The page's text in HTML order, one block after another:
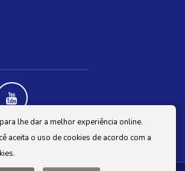
lhe dar a melhor experiência online.
aceita o uso de cookies de acordo com a